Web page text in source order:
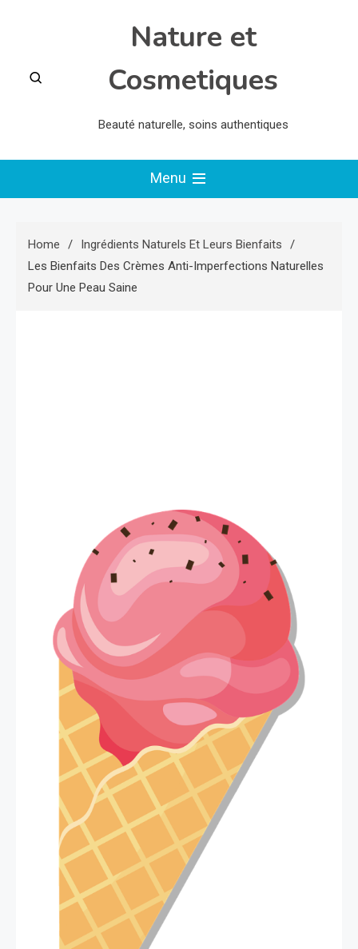
Nature et
Cosmetiques
Beauté naturelle, soins authentiques
Menu
Home
Ingrédients Naturels Et Leurs Bienfaits
Les Bienfaits Des Crèmes Anti-Imperfections Naturelles
Pour Une Peau Saine